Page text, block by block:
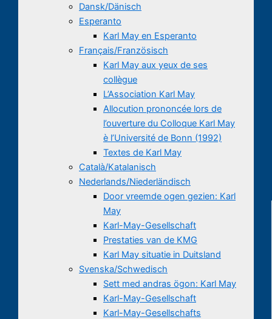
Dansk/Dänisch
Esperanto
Karl May en Esperanto
Français/Französisch
Karl May aux yeux de ses
collègue
L’Association Karl May
Allocution prononcée lors de
l’ouverture du Colloque Karl May
è l’Université de Bonn (1992)
Textes de Karl May
Català/Katalanisch
Nederlands/Niederländisch
Door vreemde ogen gezien: Karl
May
Karl-May-Gesellschaft
Prestaties van de KMG
Karl May situatie in Duitsland
Svenska/Schwedisch
Sett med andras ögon: Karl May
Karl-May-Gesellschaft
Karl-May-Gesellschafts